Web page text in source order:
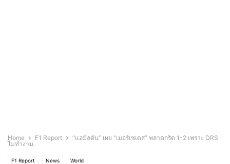
Home F1 Report
“แฮมิลตัน” เผย “เมอร์เซเดส” พลาดกริด 1-2 เพราะ DRS
ไม่ทำงาน
F1 Report News World